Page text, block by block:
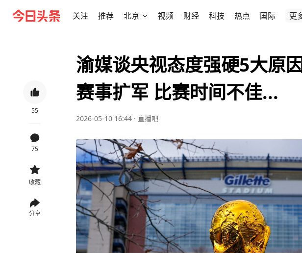
关注 推荐 北京 视频 财经 科技 热点 国际 更
55
75
收藏
分享
渝媒谈央视态度强硬5大原
赛事扩军 比赛时间不佳...
2026-05-10 16:44 · 直播吧